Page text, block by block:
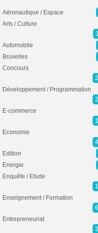
Aéronautique / Espace
Arts / Culture
Automobile
Bruxelles
Concours
Développement / Programmation
E-commerce
Economie
Edition
Energie
Enquête / Etude
Enseignement / Formation
Entrepreneuriat